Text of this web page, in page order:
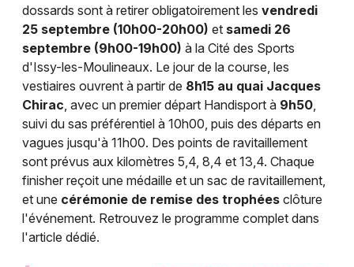
dossards sont à retirer obligatoirement les vendredi
25 septembre (10h00-20h00) et samedi 26
septembre (9h00-19h00) à la Cité des Sports
d'Issy-les-Moulineaux. Le jour de la course, les
vestiaires ouvrent à partir de 8h15 au quai Jacques
Chirac, avec un premier départ Handisport à 9h50,
suivi du sas préférentiel à 10h00, puis des départs en
vagues jusqu'à 11h00. Des points de ravitaillement
sont prévus aux kilomètres 5,4, 8,4 et 13,4. Chaque
finisher reçoit une médaille et un sac de ravitaillement,
et une cérémonie de remise des trophées clôture
l'événement. Retrouvez le programme complet dans
l'article dédié.